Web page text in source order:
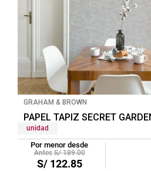
GRAHAM & BROWN
PAPEL TAPIZ SECRET
unidad
Por menor desde
S/ 189.00
S/ 122.85